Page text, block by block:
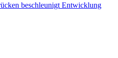
beschleunigt Entwicklung